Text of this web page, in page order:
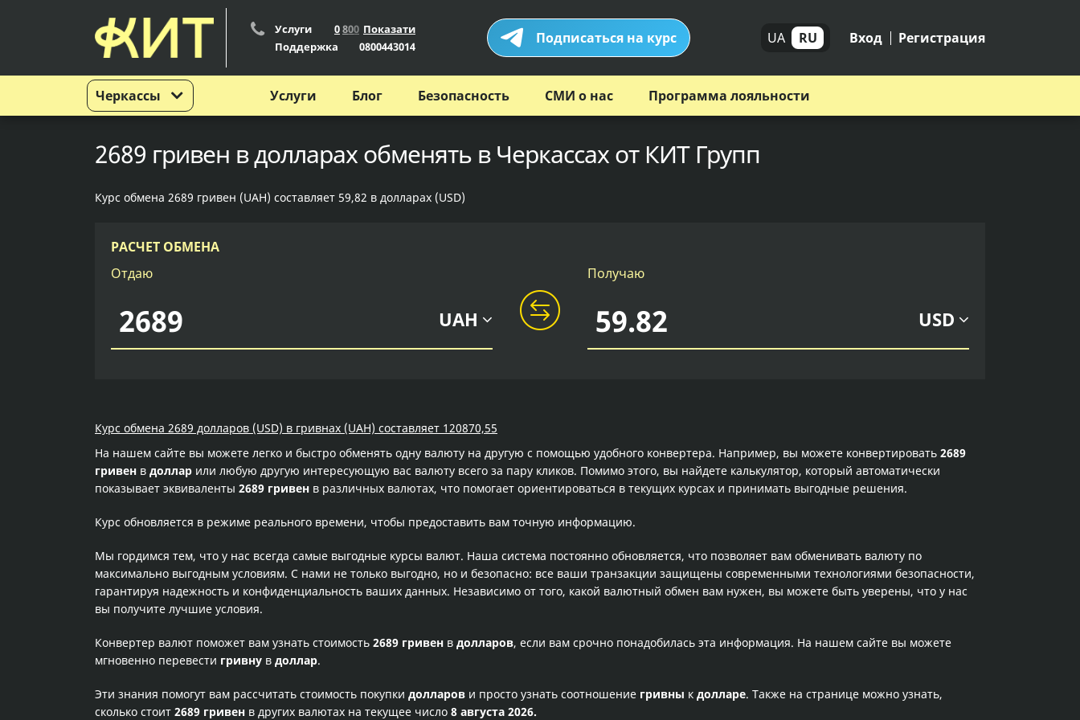
Черкассы
Услуги 0800 Показати
Поддержка
0800443014 Подписаться на курс UA RU Вход Регистрация
Услуги Блог Безопасность СМИ о нас Программа лояльности
2689 гривен в долларах обменять в Черкассах от КИТ Групп
Курс обмена 2689 гривен (UAH) составляет 59,82 в долларах (USD)
РАСЧЕТ ОБМЕНА
Отдаю
UAH
Получаю
USD
Курс обмена 2689 долларов (USD) в гривнах (UAH) составляет 120870,55
На нашем сайте вы можете легко и быстро обменять одну валюту на другую с помощью удобного конвертера. Например, вы можете конвертировать 2689
гривен в доллар или любую другую интересующую вас валюту всего за пару кликов. Помимо этого, вы найдете калькулятор, который автоматически
показывает эквиваленты 2689 гривен в различных валютах, что помогает ориентироваться в текущих курсах и принимать выгодные решения.
Курс обновляется в режиме реального времени, чтобы предоставить вам точную информацию.
Мы гордимся тем, что у нас всегда самые выгодные курсы валют. Наша система постоянно обновляется, что позволяет вам обменивать валюту по
максимально выгодным условиям. С нами не только выгодно, но и безопасно: все ваши транзакции защищены современными технологиями безопасности,
гарантируя надежность и конфиденциальность ваших данных. Независимо от того, какой валютный обмен вам нужен, вы можете быть уверены, что у нас
вы получите лучшие условия.
Конвертер валют поможет вам узнать стоимость 2689 гривен в долларов, если вам срочно понадобилась эта информация. На нашем сайте вы можете
мгновенно перевести гривну в доллар.
Эти знания помогут вам рассчитать стоимость покупки долларов и просто узнать соотношение гривны к долларе. Также на странице можно узнать,
сколько стоит 2689 гривен в других валютах на текущее число 8 августа 2026.